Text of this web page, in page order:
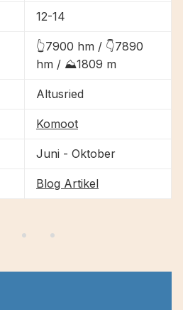
12-14
👆7900 hm / 👇7890
hm / ⛰1809 m
Altusried
Komoot
Juni - Oktober
Blog Artikel